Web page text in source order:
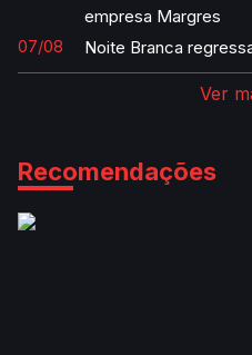
empresa Margres
07/08
Noite Branca
Ver
Recomendações